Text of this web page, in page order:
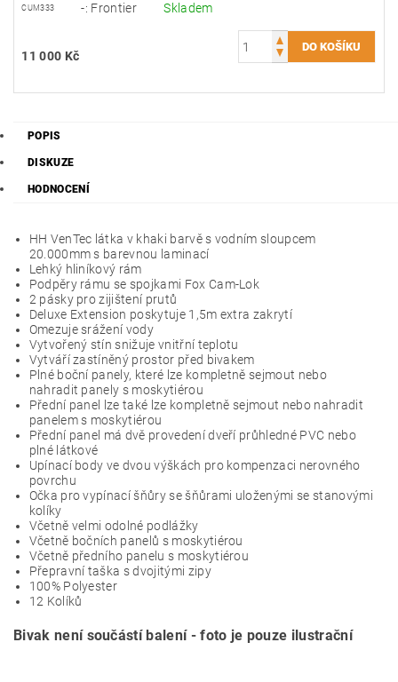
CUM333 -: Frontier Skladem
11 000 Kč
POPIS
DISKUZE
HODNOCENÍ
HH VenTec látka v khaki barvě s vodním sloupcem
20.000mm s barevnou laminací
Lehký hliníkový rám
Podpěry rámu se spojkami Fox Cam-Lok
2 pásky pro zijištení prutů
Deluxe Extension poskytuje 1,5m extra zakrytí
Omezuje srážení vody
Vytvořený stín snižuje vnitřní teplotu
Vytváří zastíněný prostor před bivakem
Plné boční panely, které lze kompletně sejmout nebo
nahradit panely s moskytiérou
Přední panel lze také lze kompletně sejmout nebo nahradit
panelem s moskytiérou
Přední panel má dvě provedení dveří průhledné PVC nebo
plné látkové
Upínací body ve dvou výškách pro kompenzaci nerovného
povrchu
Očka pro vypínací šňůry se šňůrami uloženými se stanovými
kolíky
Včetně velmi odolné podlážky
Včetně bočních panelů s moskytiérou
Včetně předního panelu s moskytiérou
Přepravní taška s dvojitými zipy
100% Polyester
12 Kolíků
Bivak není součástí balení - foto je pouze ilustrační